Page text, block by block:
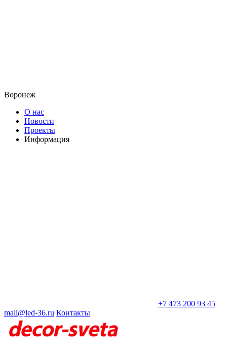
Воронеж
О нас
Новости
Проекты
Информация
+7 473 200 93 45
mail@led-36.ru Контакты